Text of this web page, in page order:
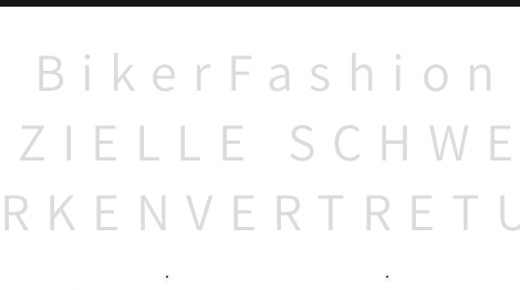
BikerFashion